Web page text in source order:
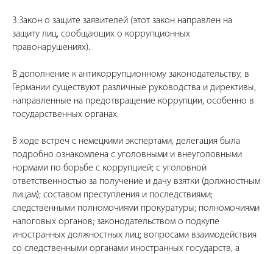
3.Закон о защите заявителей (этот закон направлен на
защиту лиц, сообщающих о коррупционных
правонарушениях).
В дополнение к антикоррупционному законодательству, в
Германии существуют различные руководства и директивы,
направленные на предотвращение коррупции, особенно в
государственных органах.
В ходе встреч с немецкими экспертами, делегация была
подробно ознакомлена с уголовными и внеуголовными
нормами по борьбе с коррупцией; с уголовной
ответственностью за получение и дачу взятки (должностным
лицам); составом преступления и последствиями;
следственными полномочиями прокуратуры; полномочиями
налоговых органов; законодательством о подкупе
иностранных должностных лиц; вопросами взаимодействия
со следственными органами иностранных государств, а